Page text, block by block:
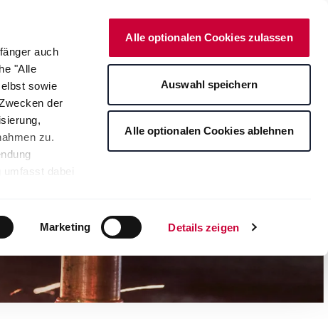
auch
"Alle
sowie
der
zu.
umfasst dabei
Ihrer
Je nach den
Marketing Details zeigen
Alle optionalen Cookies zulassen
Auswahl speichern
Alle optionalen Cookies ablehnen
Karriere